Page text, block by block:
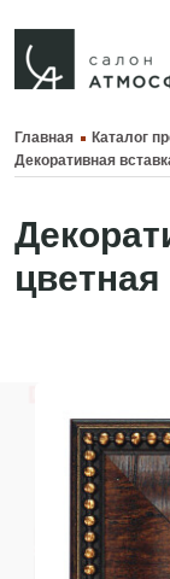
Главная Каталог
Декоративная
цветная